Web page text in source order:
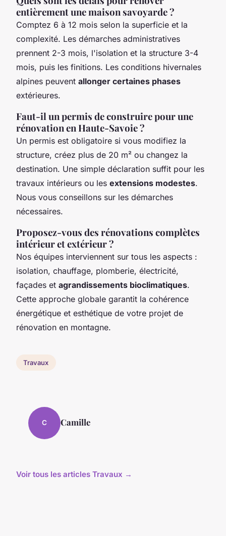
entièrement une maison savoyarde ?
Comptez 6 à 12 mois selon la superficie et la
complexité. Les démarches administratives
prennent 2-3 mois, l'isolation et la structure 3-4
mois, puis les finitions. Les conditions hivernales
alpines peuvent allonger certaines phases
extérieures.
Faut-il un permis de construire pour une
rénovation en Haute-Savoie ?
Un permis est obligatoire si vous modifiez la
structure, créez plus de 20 m² ou changez la
destination. Une simple déclaration suffit pour les
travaux intérieurs ou les extensions modestes.
Nous vous conseillons sur les démarches
nécessaires.
Proposez-vous des rénovations complètes
intérieur et extérieur ?
Nos équipes interviennent sur tous les aspects :
isolation, chauffage, plomberie, électricité,
façades et agrandissements bioclimatiques.
Cette approche globale garantit la cohérence
énergétique et esthétique de votre projet de
rénovation en montagne.
Travaux
C Camille
Voir tous les articles Travaux →